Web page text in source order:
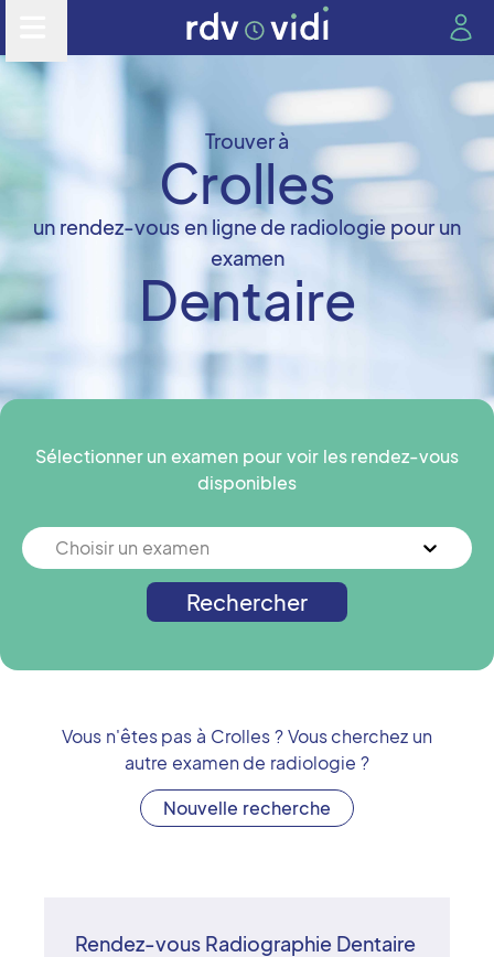
Trouver à
Crolles
un rendez-vous en ligne de radiologie pour un
examen
Dentaire
Sélectionner un examen pour voir les rendez-vous
disponibles
Choisir un examen
Rechercher
Vous n'êtes pas à Crolles? Vous cherchez un
autre examen de radiologie ?
Nouvelle recherche
Rendez-vous Radiographie Dentaire